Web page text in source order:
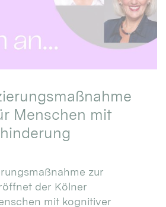
Menschen mit
zur
der Kölner
mit kognitiver